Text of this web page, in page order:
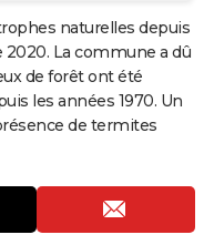
naturelles depuis
2020. La commune a dû
de forêt ont été
les années 1970. Un
de termites